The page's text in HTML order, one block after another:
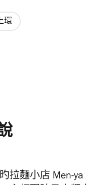
環
拉麵小店 Men-